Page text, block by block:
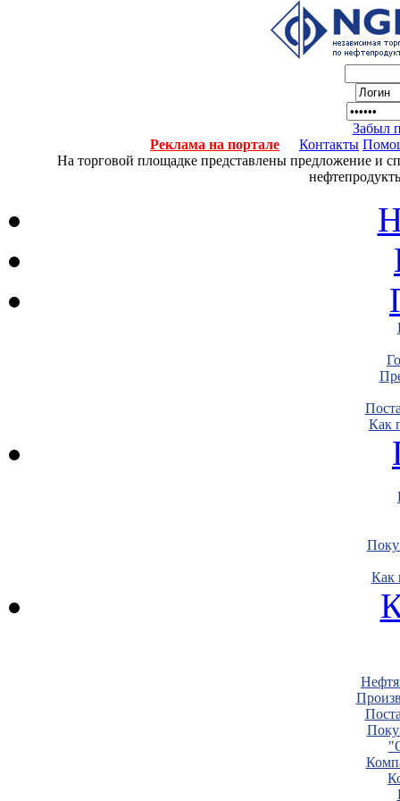
Забыл
Реклама на портале
Контакты
На торговой площадке представлены предложение и
Как
Как